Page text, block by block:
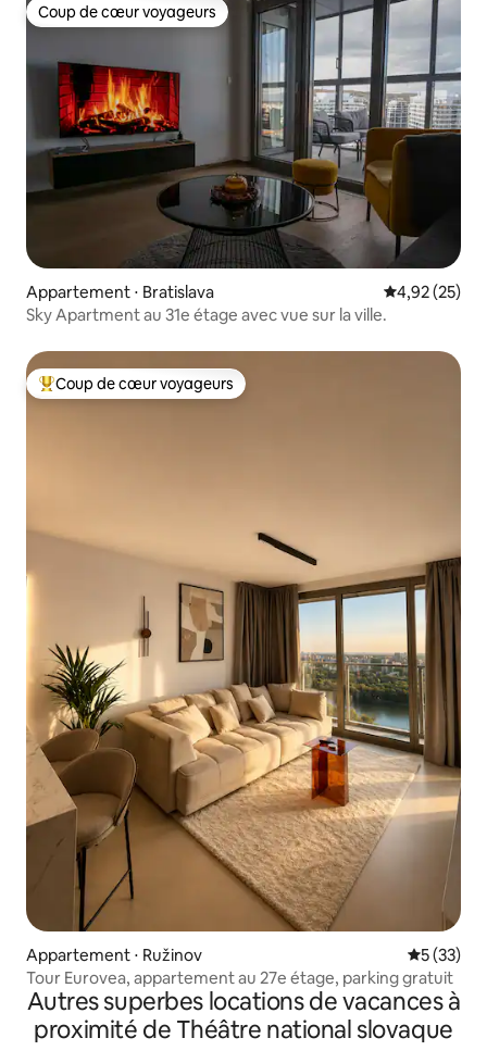
Coup de cœur voyageurs
Coup de cœur voyageurs
Appartement ⋅ Bratislava Évaluation
4,92 (25)
Sky Apartment au 31e étage avec vue sur la ville.
Coups de cœur voyageurs les plus appréciés
Coup de cœur voyageurs
Appartement ⋅ Ružinov
5 (33)
Tour Eurovea, appartement au 27e étage, parking gratuit
Autres superbes locations de vacances à
proximité de Théâtre national slovaque